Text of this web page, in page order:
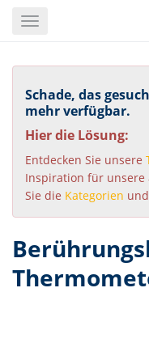
content
Toggle
Schade, das
mehr verfügbar.
Hier die Lösung:
Entdecken Sie unsere
Inspiration für unsere
Sie die Kategorien